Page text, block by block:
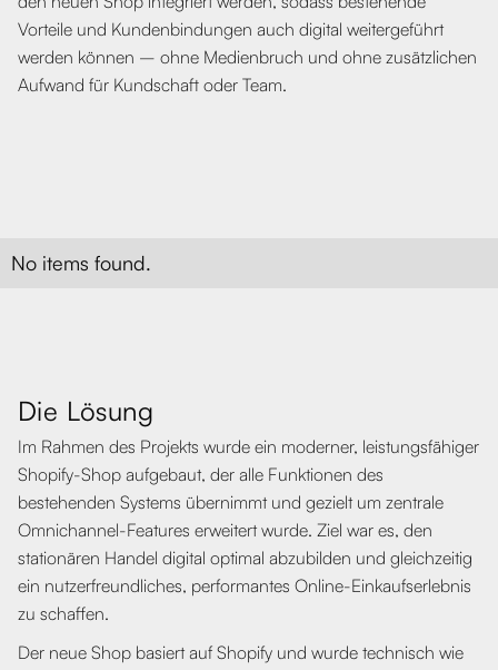
Vorteile und Kundenbindungen auch digital weitergeführt
werden können – ohne Medienbruch und ohne zusätzlichen
Aufwand für Kundschaft oder Team.
No items found.
Die Lösung
Im Rahmen des Projekts wurde ein moderner, leistungsfähiger
Shopify-Shop aufgebaut, der alle Funktionen des
bestehenden Systems übernimmt und gezielt um zentrale
Omnichannel-Features erweitert wurde. Ziel war es, den
stationären Handel digital optimal abzubilden und gleichzeitig
ein nutzerfreundliches, performantes Online-Einkaufserlebnis
zu schaffen.
Der neue Shop basiert auf Shopify und wurde technisch wie